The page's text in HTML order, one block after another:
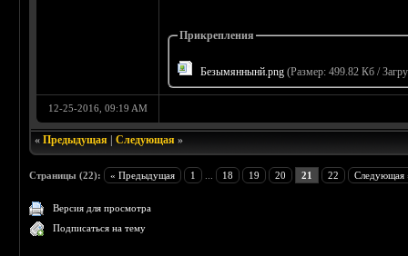
Прикрепления
Безымяннынй.png (Размер: 499.82 Кб /
12-25-2016, 09:19 AM
«Предыдущая |Следующая »
Страницы (22): « Предыдущая 1 18 19 20 21 22 Следующая
Версия для просмотра
Подписаться на тему